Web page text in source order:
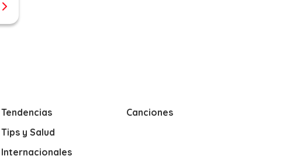
Tendencias
Tips y Salud
Internacionales
Canciones